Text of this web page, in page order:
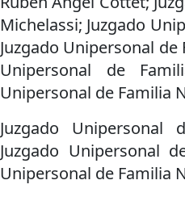
Michelassi; Juzgado
Juzgado Unipersonal
Unipersonal de
Unipersonal de Familia
Juzgado Unipersonal
Juzgado Unipersonal
Unipersonal de Familia